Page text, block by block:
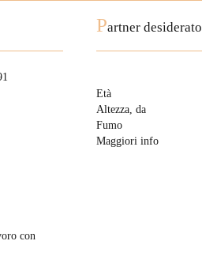
con
Partner desiderato
Età
Altezza, da
Fumo
Maggiori info